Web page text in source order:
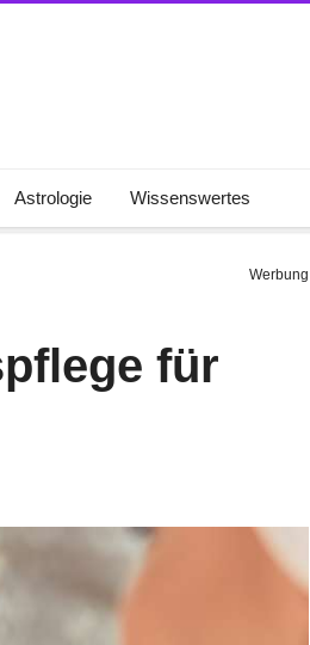
Astrologie Wissenswertes
für
Werbung